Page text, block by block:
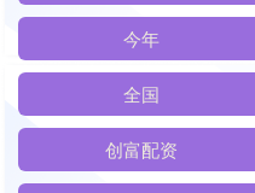
今年
全国
创富配资